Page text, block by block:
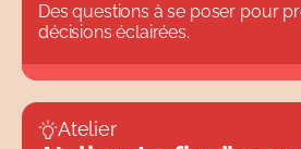
Des questions à se poser pour
décisions éclairées.
Atelier